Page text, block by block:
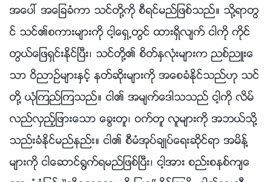
အေပၚ အေျခခံကာ သင္တို႔ကို စီရင္မည္ျဖစ္သည္။ သို႔ရာတြ
င္ သင္၏စကားမ်ားကို ငါ့ေရွ႕တြင္ ထားရွိလ်က္ ငါကို ကိုင္
တြယ္ေျဖရွင္းႏိုင္ၿပီး၊ သင္တို႔၏ စိတ္ႏွလုံးမ်ားက ညစ္ညဴးေ
သာ ဝိညာဥ္မ်ားႏွင့္ နတ္ဆိုးမ်ားကို အေစခံႏိုင္သည္ဟု သင္
တို႔ ယုံၾကည္ၾကသည္။ ငါ၏ အမ်က္ေဒါသသည္ ငါ့ကို လိမ္
လည္လွည့္ျဖားေသာ ေခြးတူ၊ ဝက္တူ လူမ်ားကို အဘယ္သို႔
သည္းခံႏိုင္မည္နည္း။ ငါ၏ စီမံအုပ္ခ်ဳပ္ေရးဆိုင္ရာ အမိန႔္
မ်ားကို ငါေဆာင္႐ြက္ရမည္ျဖစ္ၿပီး၊ ငါ့အား စည္းစနစ္က်ေ